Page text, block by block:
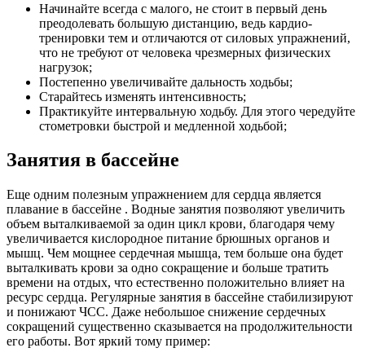
Начинайте всегда с малого, не стоит в первый день
преодолевать большую дистанцию, ведь кардио-
тренировки тем и отличаются от силовых упражнений,
что не требуют от человека чрезмерных физических
нагрузок;
Постепенно увеличивайте дальность ходьбы;
Старайтесь изменять интенсивность;
Практикуйте интервальную ходьбу. Для этого чередуйте
стометровки быстрой и медленной ходьбой;
Занятия в бассейне
Еще одним полезным упражнением для сердца является
плавание в бассейне . Водные занятия позволяют увеличить
объем выталкиваемой за один цикл крови, благодаря чему
увеличивается кислородное питание брюшных органов и
мышц. Чем мощнее сердечная мышца, тем больше она будет
выталкивать крови за одно сокращение и больше тратить
времени на отдых, что естественно положительно влияет на
ресурс сердца. Регулярные занятия в бассейне стабилизируют
и понижают ЧСС. Даже небольшое снижение сердечных
сокращений существенно сказывается на продолжительности
его работы. Вот яркий тому пример: